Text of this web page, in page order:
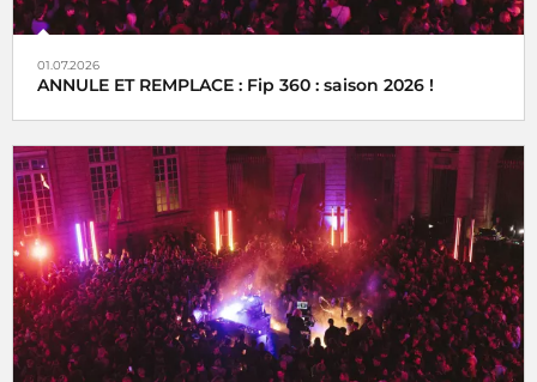
01.07.2026
ANNULE ET REMPLACE : Fip 360 : saison 2026 !